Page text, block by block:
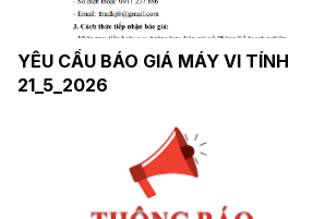
YÊU CẦU BÁO GIÁ MÁY VI TÍNH
21_5_2026